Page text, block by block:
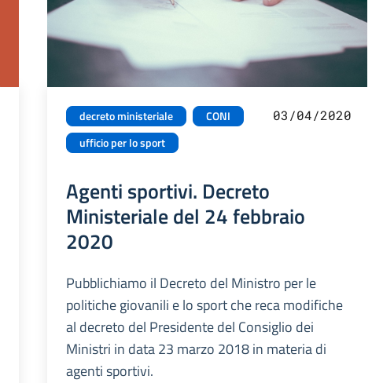
decreto ministeriale
CONI
ufficio per lo sport
03/04/2020
Agenti sportivi. Decreto
Ministeriale del 24 febbraio
2020
Pubblichiamo il Decreto del Ministro per le
politiche giovanili e lo sport che reca modifiche
al decreto del Presidente del Consiglio dei
Ministri in data 23 marzo 2018 in materia di
agenti sportivi.